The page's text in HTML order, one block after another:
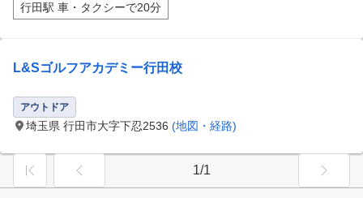
行田駅 車・タクシーで20分
L&Sゴルフアカデミー行田校
アウトドア
埼玉県 行田市大字下忍2536 (地図・経路)
1/1